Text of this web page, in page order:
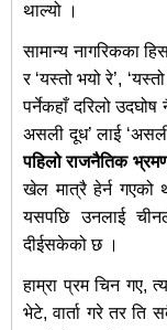
थाल्यो ।
सामान्य नागरिकका
र ‘यस्तो भयो रे’,
पर्नेकहाँ दरिलो
असली दूध’ लाई
पहिलो राजनैतिक
खेल मात्रै हेर्न
यसपछि उनलाई
दीईसकेको छ ।
हाम्रा प्रम चिन गए,
भेटे, वार्ता गरे तर ति